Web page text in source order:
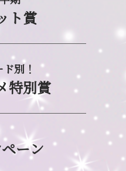
ト賞
別！
特別賞
ーン